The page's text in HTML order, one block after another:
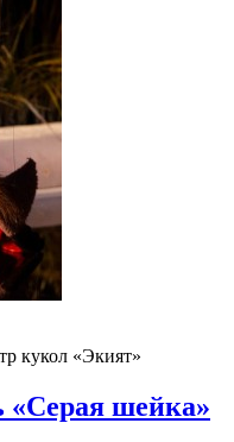
кукол «Экият»
«Серая шейка»